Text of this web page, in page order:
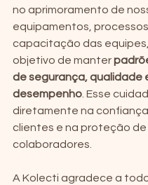
no aprimoramento de
equipamentos,
capacitação das
objetivo de manter
de segurança, qualidade
desempenho . Esse
diretamente na
clientes e na proteção de
colaboradores.
A Kolecti agradece a